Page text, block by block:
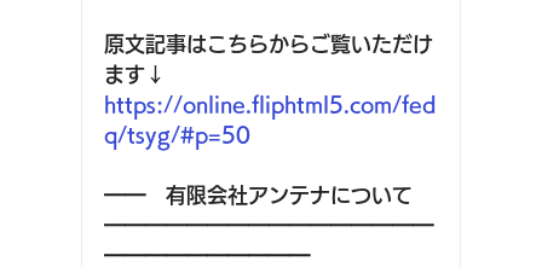
原文記事はこちらからご覧いただけ
ます↓
https://online.fliphtml5.com/fed
q/tsyg/#p=50
━━　有限会社アンテナについて
━━━━━━━━━━━━━━━━
━━━━━━━━━━